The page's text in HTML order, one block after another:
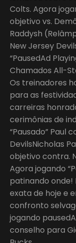
Colts. Agora
objetivo vs.
Raddysh
New Jersey
“PausedAd
Chamados All-
Os treinadores
para as
carreiras
cerimônias de
“Pausado” Paul
DevilsNicholas
objetivo contra.
Agora jogando
patinando onde!
exata de hoje e
confronto
jogando
conselho para